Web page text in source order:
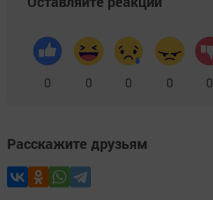
0 0 0 0 0
Расскажите друзьям